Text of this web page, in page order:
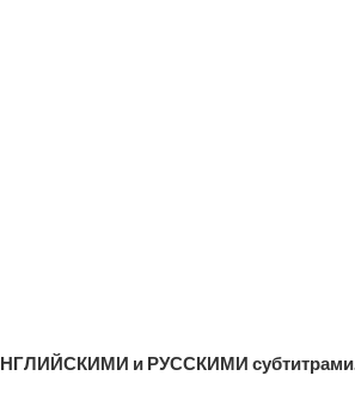
и РУССКИМИ субтитрами.